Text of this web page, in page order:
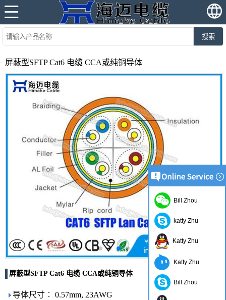
搜索
屏蔽型SFTP Cat6 电缆 CCA或纯铜导体
屏蔽型SFTP Cat6 电缆 CCA或纯铜导体
导体尺寸︰ 0.57mm, 23AWG
Bill Zhou
katty Zhu
Katty Zhu
Katty Zhu
Bill Zhou